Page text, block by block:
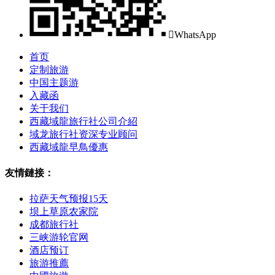
WhatsApp
首页
定制旅游
中国主题游
入藏函
关于我们
西藏域龍旅行社公司介紹
域龙旅行社资深专业顾问
西藏域龍早鳥優惠
友情鏈接：
拉萨天气预报15天
坝上草原农家院
成都旅行社
三峡游轮官网
酒店预订
旅游推薦